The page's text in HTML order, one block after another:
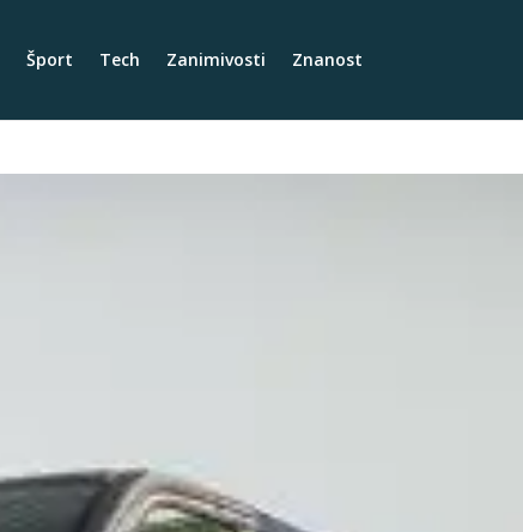
Šport Tech Zanimivosti Znanost